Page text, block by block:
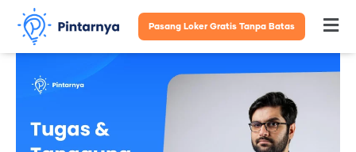
Lewati
konten
Pasang Loker Gratis Tanpa Batas